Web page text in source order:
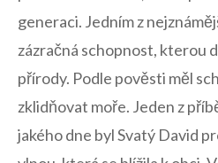
generaci.‍ Jedním​ z
zázračná schopnost,⁢ kterou
přírody.⁣ Podle pověsti měl
zklidňovat moře. Jeden z​
jakého dne ‌byl Svatý David